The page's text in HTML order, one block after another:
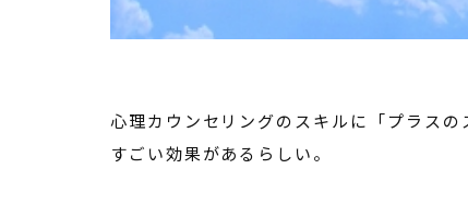
心理カウンセリングのスキルに「プラス
すごい効果があるらしい。